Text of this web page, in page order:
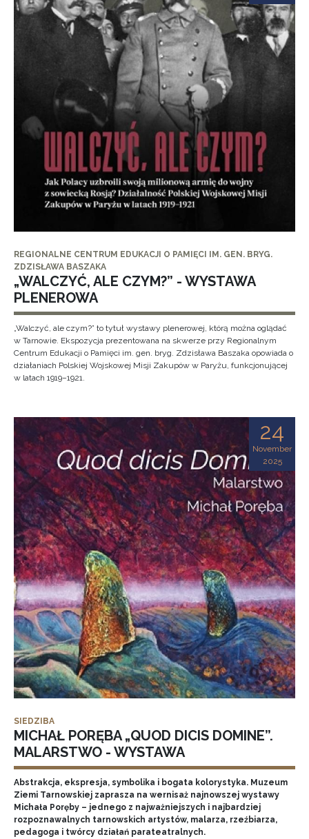
REGIONALNE CENTRUM EDUKACJI O PAMIĘCI IM. GEN. BRYG.
ZDZISŁAWA BASZAKA
„WALCZYĆ, ALE CZYM?” - WYSTAWA
PLENEROWA
„Walczyć, ale czym?” to tytuł wystawy plenerowej, którą można oglądać
w Tarnowie. Ekspozycja prezentowana na skwerze przy Regionalnym
Centrum Edukacji o Pamięci im. gen. bryg. Zdzisława Baszaka opowiada o
działaniach Polskiej Wojskowej Misji Zakupów w Paryżu, funkcjonującej
w latach 1919–1921.
24
November
2025
SIEDZIBA
MICHAŁ PORĘBA „QUOD DICIS DOMINE”.
MALARSTWO - WYSTAWA
Abstrakcja, ekspresja, symbolika i bogata kolorystyka. Muzeum
Ziemi Tarnowskiej zaprasza na wernisaż najnowszej wystawy
Michała Poręby – jednego z najważniejszych i najbardziej
rozpoznawalnych tarnowskich artystów, malarza, rzeźbiarza,
pedagoga i twórcy działań parateatralnych.